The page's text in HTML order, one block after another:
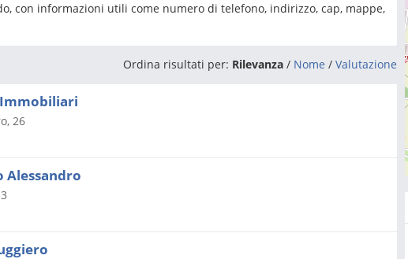
con informazioni utili come numero di telefono, indirizzo, cap, mappe,
Ordina risultati per: Rilevanza / Nome / Valutazione
26
Alessandro